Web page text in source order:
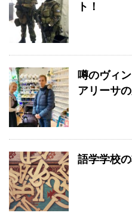
ト！
噂のヴィ
アリーサ
語学学校